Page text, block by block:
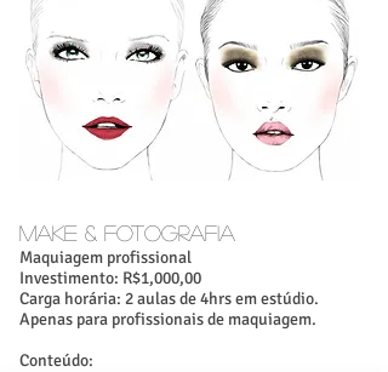
MAKE & FOTOGRAFIA
Maquiagem profissional
Investimento: R$1,000,00
Carga horária: 2 aulas de 4hrs em estúdio.
Apenas para profissionais de maquiagem.
Conteúdo: